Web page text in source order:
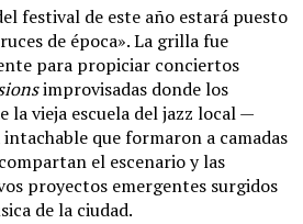
festival de este año estará puesto
de época». La grilla fue
para propiciar conciertos
improvisadas donde los
la vieja escuela del jazz local —
que formaron a camadas
el escenario y las
proyectos emergentes surgidos
de la ciudad.